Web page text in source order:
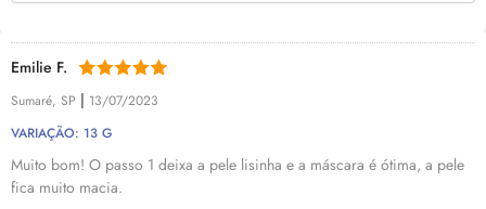
Emilie F.
Sumaré, SP | 13/07/2023
VARIAÇÃO: 13 G
Muito bom! O passo 1 deixa a pele lisinha e a máscara é ótima, a pele
fica muito macia.